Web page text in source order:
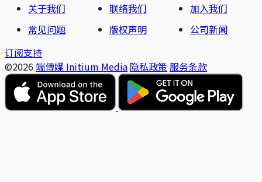
关于我们
联络我们
加入我们
常见问题
版权声明
公司新闻
订阅支持
©2026 端傳媒 Initium Media 隐私政策 服务条款